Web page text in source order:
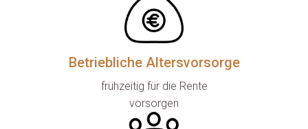
Betriebliche Altersvorsorge
frühzeitig für die Rente
vorsorgen